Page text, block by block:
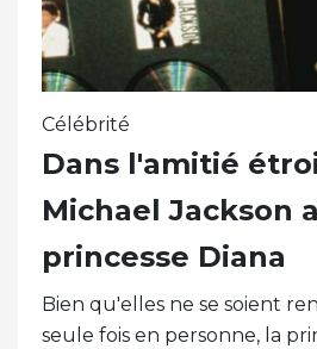
Célébrité
Dans l'amitié
Michael Jackson
princesse Diana
Bien qu'elles ne se soient
seule fois en personne, la